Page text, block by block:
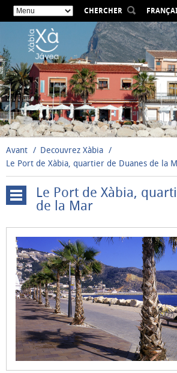
CHERCHER
ESPAÑOL
VALENCIÀ
ENGLISH
DEUTSCH
РУССКИЙ
Avant
Decouvrez Xàbia
Le Port de Xàbia, quartier de Duanes de la
Digital
Touristic
Viewpoint
Culture
et
Patrimoine
Promenade
dans
le
centre
Le Port de Xàbia,
de la Mar